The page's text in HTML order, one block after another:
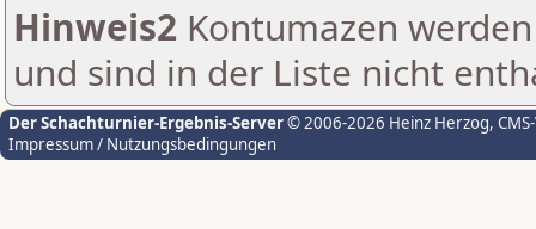
Hinweis2 Kontumazen
und sind in der Liste nicht
Der Schachturnier-Ergebnis-Server© 2006-2026 Heinz Herzog,
Impressum / Nutzungsbedingungen